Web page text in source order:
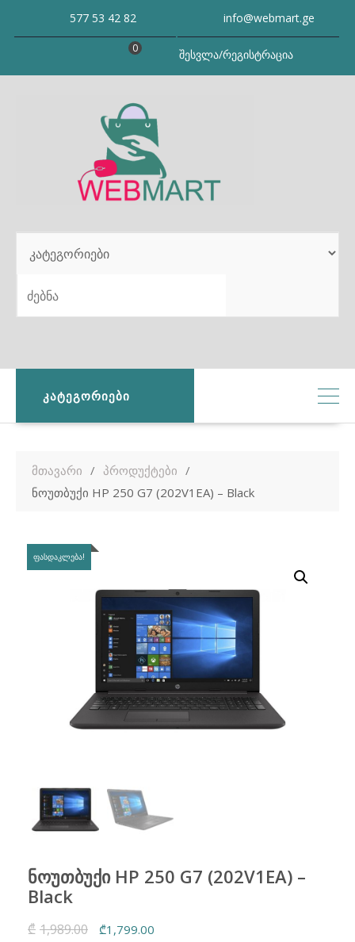
577 53 42 82 info@webmart.ge
შესვლა/რეგისტრაცია
0
SEARCH
ᲙᲐᲢᲔᲒᲝᲠᲘᲔᲑᲘ
მთავარი
პროდუქტები
ნოუთბუქი HP 250 G7 (202V1EA) – Black
ᲤᲐᲡᲓᲐᲙᲚᲔᲑᲐ!
ნოუთბუქი HP 250 G7 (202V1EA) –
Black
₾ 1,989.00
Original
₾1,799.00